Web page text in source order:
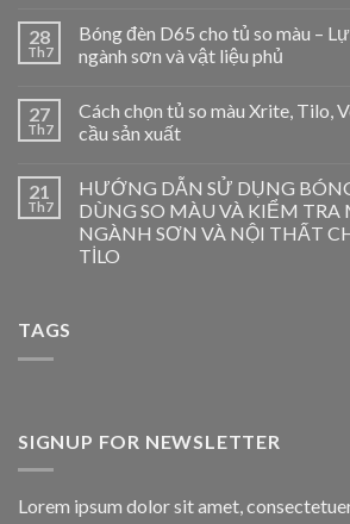
28
Th7
Bóng đèn D65 cho tủ so màu –
ngành sơn và vật liệu phủ
27
Th7
Cách chọn tủ so màu Xrite, Tilo,
cầu sản xuất
21
Th7
HƯỚNG DẪN SỬ DỤNG
DÙNG SO MÀU VÀ KIỂM TRA
NGÀNH SƠN VÀ NỘI THẤT
TİLO
TAGS
SIGNUP FOR NEWSLETTER
Lorem ipsum dolor sit amet,